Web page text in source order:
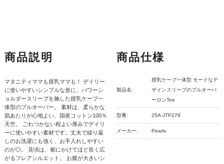
商品説明
マタニティママも授乳ママも！ デイリー
に使いやすいシンプルな形に、パワーシ
ョルダースリーブを施した授乳ケープ一
体型のプルオーバー。 素材は、柔らかな
肌あたりが心地よい、国産コットン100％
天竺。 ごわつかない程よい厚みでデイリ
ーに使いやすい素材です。丈夫で繰り返
しのお洗濯にも強く、お手入れしやすい
のが◎。 見頃は、裾にかけてほど良く広
がるフレアシルエット。 お腹が大きいシ
商品仕様
製品名:
授乳ケープ一体型 モードなデ
ザインスリーブのプルオーバ
ーロンTee
型番: 25A-JTP279
メーカー: Pearls